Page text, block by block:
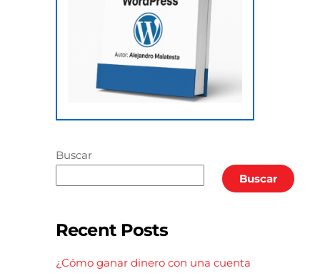
Buscar
Buscar
Recent Posts
¿Cómo ganar dinero con una cuenta